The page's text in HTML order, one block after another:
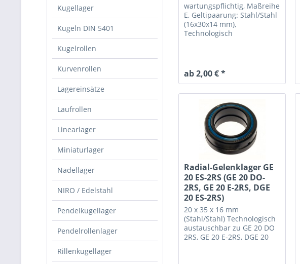
Kugellager
Kugeln DIN 5401
Kugelrollen
Kurvenrollen
Lagereinsätze
Laufrollen
Linearlager
Miniaturlager
Nadellager
NIRO / Edelstahl
Pendelkugellager
Pendelrollenlager
Rillenkugellager
wartungspflichtig, Maßreihe
E, Geltipaarung: Stahl/Stahl
(16x30x14 mm),
Technologisch
ab 2,00 € *
Radial-Gelenklager GE
20 ES-2RS (GE 20 DO-
2RS, GE 20 E-2RS, DGE
20 ES-2RS)
20 x 35 x 16 mm
(Stahl/Stahl) Technologisch
austauschbar zu GE 20 DO
2RS, GE 20 E-2RS, DGE 20